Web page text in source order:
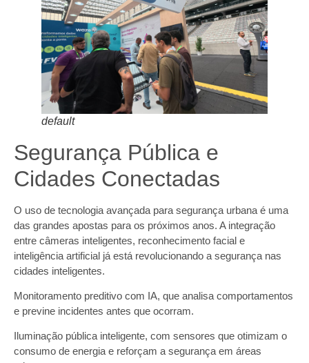
default
Segurança Pública e
Cidades Conectadas
O uso de tecnologia avançada para segurança urbana é uma
das grandes apostas para os próximos anos. A integração
entre câmeras inteligentes, reconhecimento facial e
inteligência artificial já está revolucionando a segurança nas
cidades inteligentes.
Monitoramento preditivo com IA, que analisa comportamentos
e previne incidentes antes que ocorram.
Iluminação pública inteligente, com sensores que otimizam o
consumo de energia e reforçam a segurança em áreas